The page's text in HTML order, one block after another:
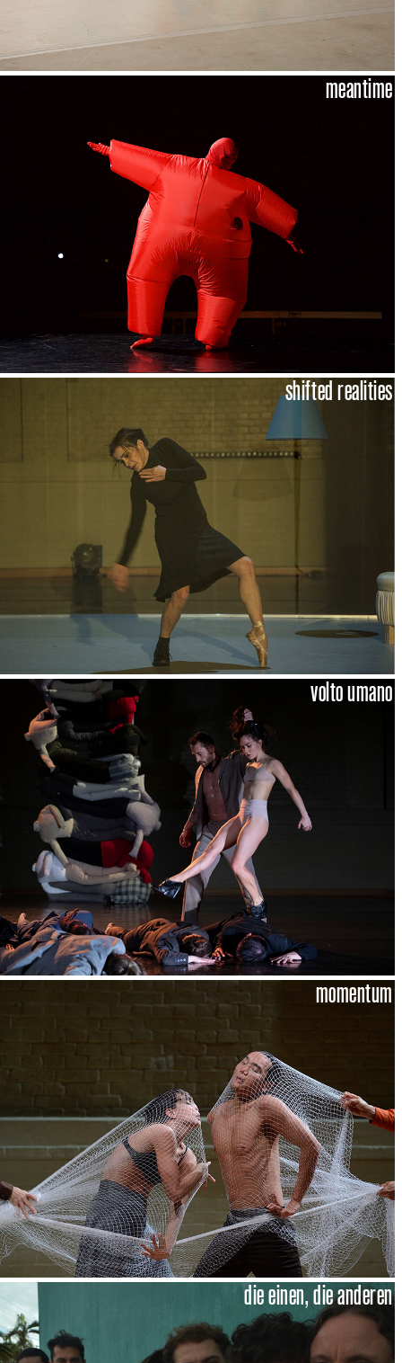
meantime
shifted realities
volto umano
momentum
die einen, die anderen